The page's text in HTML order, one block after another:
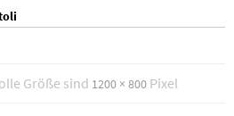
Größe sind 1200 × 800Pixel